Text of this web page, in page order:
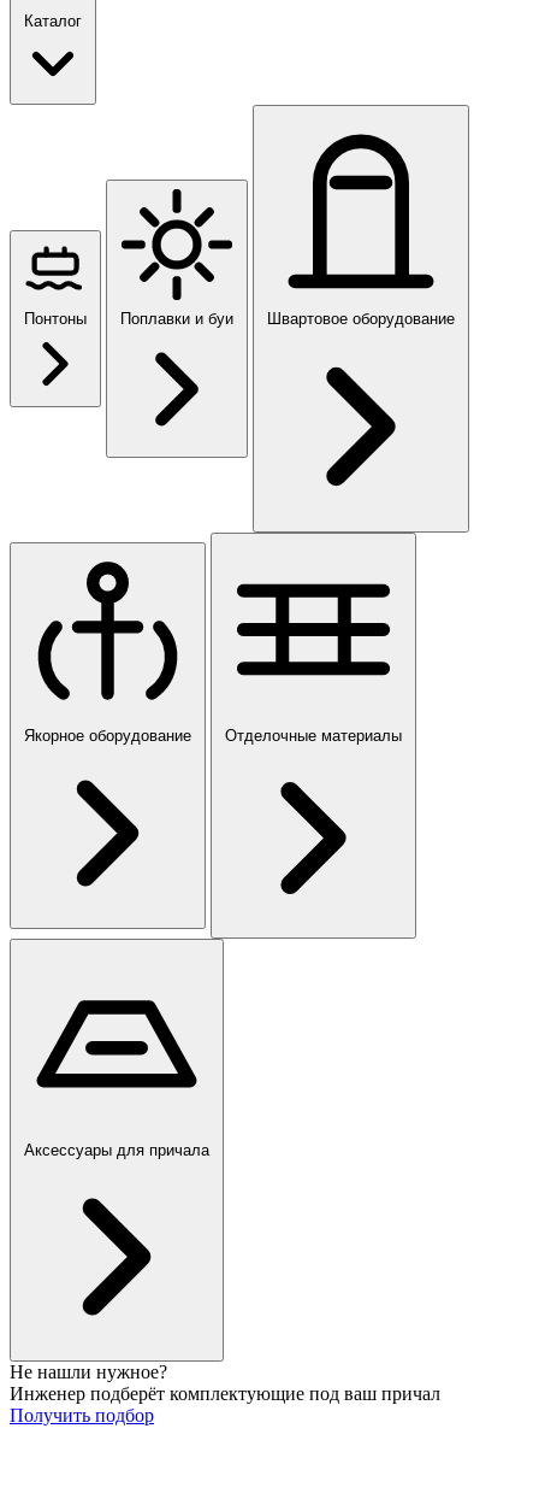
Каталог
Понтоны Поплавки и буи Швартовое оборудование
Якорное оборудование Отделочные материалы
Аксессуары для причала
Не нашли нужное?
Инженер подберёт комплектующие под ваш причал
Получить подбор